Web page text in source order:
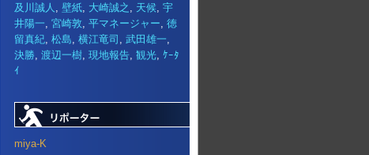
及川誠人 , 壁紙, 大崎誠之 , 天候, 宇
井陽一, 宮崎敦, 平マネージャー, 徳
留真紀, 松島, 横江竜司 , 武田雄一,
決勝, 渡辺一樹, 現地報告, 観光, ｹｰﾀ
ｲ
miya-K